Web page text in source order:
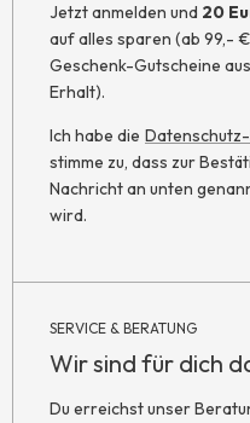
Jetzt anmelden und 20
auf alles sparen (ab 99,-
Geschenk-Gutscheine
Erhalt).
Ich habe die
stimme zu, dass zur
Nachricht an unten
wird.
SERVICE & BERATUNG
Wir sind für dich
Du erreichst unser